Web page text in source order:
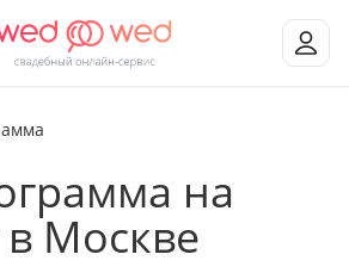
на
в Москве